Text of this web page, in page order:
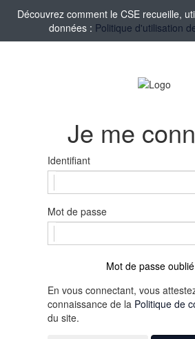
Découvrez comment le CSE recueille,
données : Politique d'utilisation
Je me
Identifiant
Mot de passe
Mot de passe
En vous connectant, vous
connaissance de la Politique de
du site.